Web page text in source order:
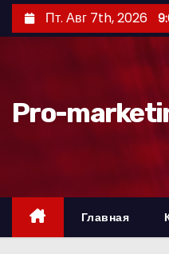
е
д
Пт. Авг 7th, 2026
Pro-
Главная